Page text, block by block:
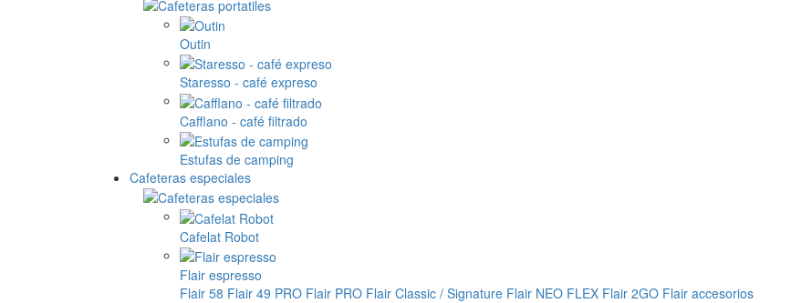
Outin
Staresso - café expreso
Cafflano - café filtrado
Estufas de camping
Cafeteras especiales
Cafelat Robot
Flair espresso
Flair 58 Flair 49 PRO Flair PRO Flair Classic / Signature Flair NEO FLEX Flair 2GO Flair accesorios